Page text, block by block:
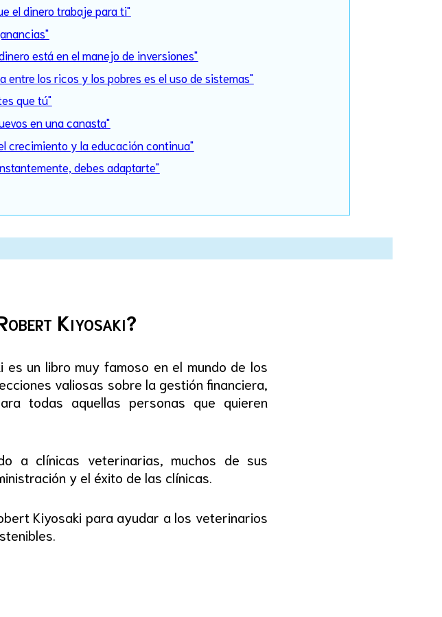
el dinero trabaje para ti"
está en el manejo de inversiones"
los ricos y los pobres es el uso de sistemas"
que tú"
en una canasta"
crecimiento y la educación continua"
debes adaptarte"
Kiyosaki?
un libro muy famoso en el mundo de los
valiosas sobre la gestión financiera,
todas aquellas personas que quieren
a clínicas veterinarias, muchos de sus
y el éxito de las clínicas.
Kiyosaki para ayudar a los veterinarios